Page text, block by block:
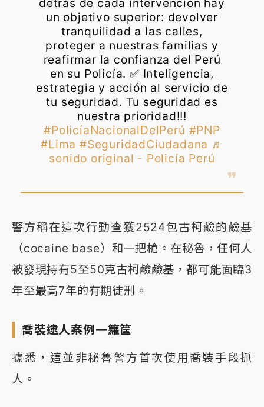
detrás de cada intervención hay
un objetivo superior: devolver
tranquilidad a las calles,
proteger a nuestras familias y
reafirmar la confianza del Perú
en su Policía. ✅ Inteligencia,
estrategia y acción al servicio de
tu seguridad. Tu seguridad es
nuestra prioridad!!!
#PolicíaNacionalDelPerú #PNP
#Lima #SeguridadCiudadana ♬
sonido original - Policía Perú
警方稱在這次行動查獲2524包古柯鹼的鹼基
（cocaine base）和一把槍。在秘魯，任何人
被發現持有5至50克古柯鹼鹼基，都可能面臨3
年至最高7年的有期徒刑。
喬裝逮人案例一籮筐
據悉，這並非秘魯警方首次使用喬裝手段抓
人。